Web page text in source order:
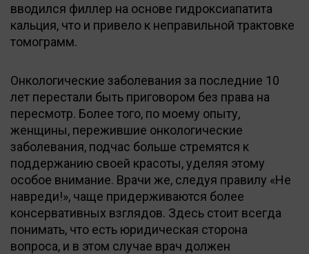
вводился филлер на основе гидроксиапатита
кальция, что и привело к неправильной трактовке
томограмм.
Онкологические заболевания за последние 10
лет перестали быть приговором без права на
пересмотр. Более того, по моему опыту,
женщины, пережившие онкологические
заболевания, подчас больше стремятся к
поддержанию своей красоты, уделяя этому
особое внимание. Врачи же, следуя правилу «Не
навреди!», чаще придерживаются более
консервативных взглядов. Здесь стоит всегда
понимать, что есть юридическая сторона
вопроса, и в этом случае врач должен